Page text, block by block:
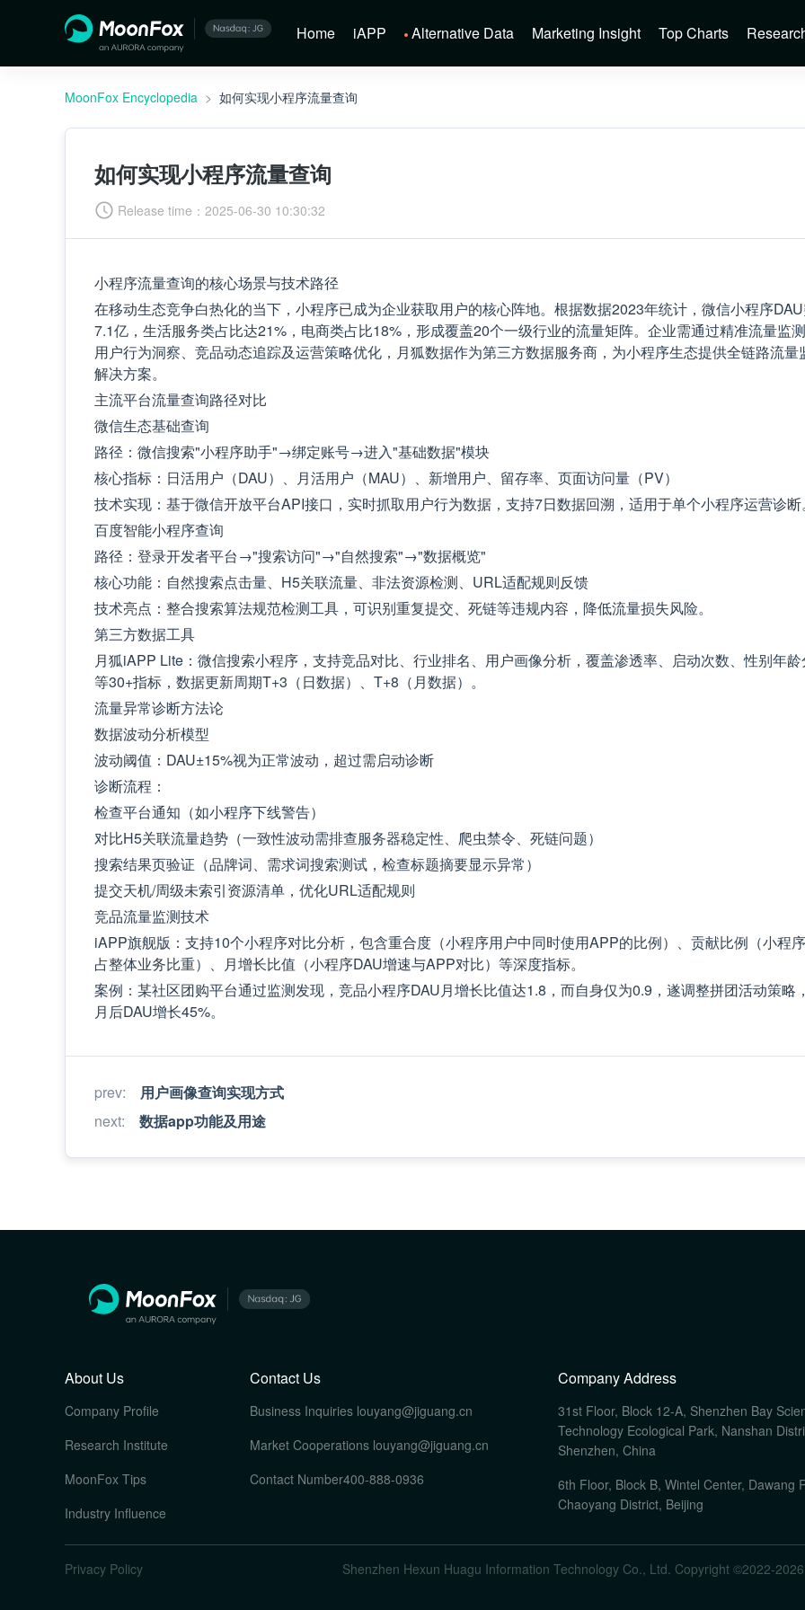
Home iAPP Alternative Data Marketing Insight Top Charts
MoonFox Encyclopedia > 如何实现小程序流量查询
如何实现小程序流量查询
Release time： 2025-06-30 10:30:32
小程序流量查询的核心场景与技术路径
在移动生态竞争白热化的当下，小程序已成为企业获取用户的核心阵地。根据数据2023年统计，微信小程序
7.1亿，生活服务类占比达21%，电商类占比18%，形成覆盖20个一级行业的流量矩阵。企业需通过精准流量监
用户行为洞察、竞品动态追踪及运营策略优化，月狐数据作为第三方数据服务商，为小程序生态提供全链路流量
解决方案。
主流平台流量查询路径对比
微信生态基础查询
路径：微信搜索"小程序助手"→绑定账号→进入"基础数据"模块
核心指标：日活用户（DAU）、月活用户（MAU）、新增用户、留存率、页面访问量（PV）
技术实现：基于微信开放平台API接口，实时抓取用户行为数据，支持7日数据回溯，适用于单个小程序运营诊断
百度智能小程序查询
路径：登录开发者平台→"搜索访问"→"自然搜索"→"数据概览"
核心功能：自然搜索点击量、H5关联流量、非法资源检测、URL适配规则反馈
技术亮点：整合搜索算法规范检测工具，可识别重复提交、死链等违规内容，降低流量损失风险。
第三方数据工具
月狐iAPP Lite：微信搜索小程序，支持竞品对比、行业排名、用户画像分析，覆盖渗透率、启动次数、性别年
等30+指标，数据更新周期T+3（日数据）、T+8（月数据）。
流量异常诊断方法论
数据波动分析模型
波动阈值：DAU±15%视为正常波动，超过需启动诊断
诊断流程：
检查平台通知（如小程序下线警告）
对比H5关联流量趋势（一致性波动需排查服务器稳定性、爬虫禁令、死链问题）
搜索结果页验证（品牌词、需求词搜索测试，检查标题摘要显示异常）
提交天机/周级未索引资源清单，优化URL适配规则
竞品流量监测技术
iAPP旗舰版：支持10个小程序对比分析，包含重合度（小程序用户中同时使用APP的比例）、贡献比例（小程
占整体业务比重）、月增长比值（小程序DAU增速与APP对比）等深度指标。
案例：某社区团购平台通过监测发现，竞品小程序DAU月增长比值达1.8，而自身仅为0.9，遂调整拼团活动策略
月后DAU增长45%。
prev:
用户画像查询实现方式
next: 数据app功能及用途
About Us
Company Profile
Research Institute
MoonFox Tips
Industry Influence
Contact Us
Business Inquiries louyang@jiguang.cn
Market Cooperations louyang@jiguang.cn
Contact Number400-888-0936
Company Address
31st Floor, Block 12-A, Shenzhen Bay
Technology Ecological Park, Nanshan
Shenzhen, China
6th Floor, Block B, Wintel Center, Dawang
Chaoyang District, Beijing
Privacy Policy Shenzhen Hexun Huagu Information Technology Co., Ltd. Copyright ©2022-2026